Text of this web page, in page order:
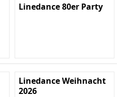
Linedance 80er Party
Linedance Weihnacht
2026